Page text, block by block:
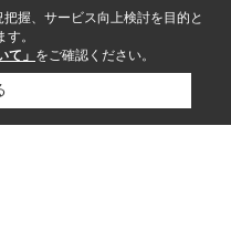
握、サービス向上検討を目的と
。
て」 をご確認ください。